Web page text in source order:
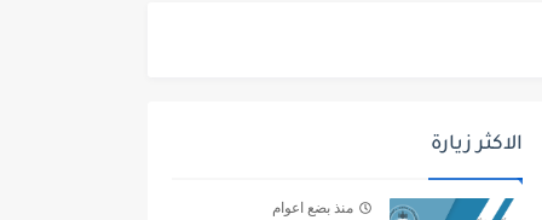
الاكثر زيارة
منذ بضع اعوام